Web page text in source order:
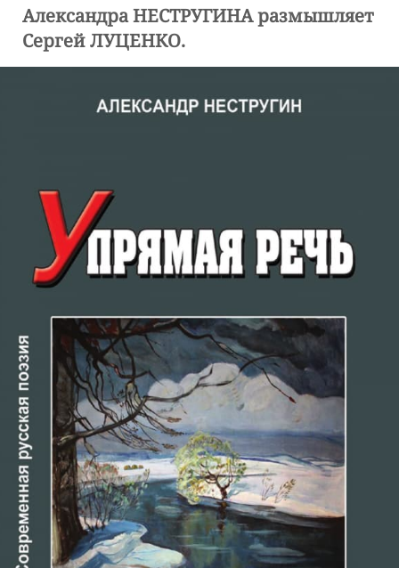
Александра НЕСТРУГИНА размышляет
Сергей ЛУЦЕНКО.